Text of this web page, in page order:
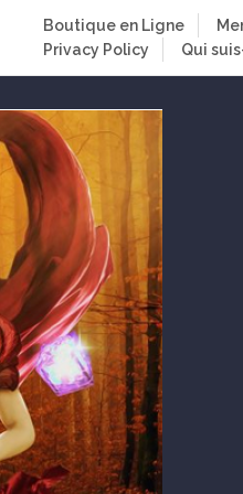
Boutique en Ligne
Privacy Policy
Qui